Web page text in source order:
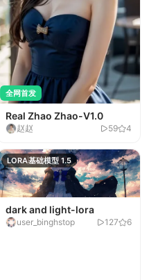
全网首发
Real Zhao Zhao-V1.0
赵赵 59 4
LORA基础模型 1.5
dark and light-lora
user_binghstop 127 6